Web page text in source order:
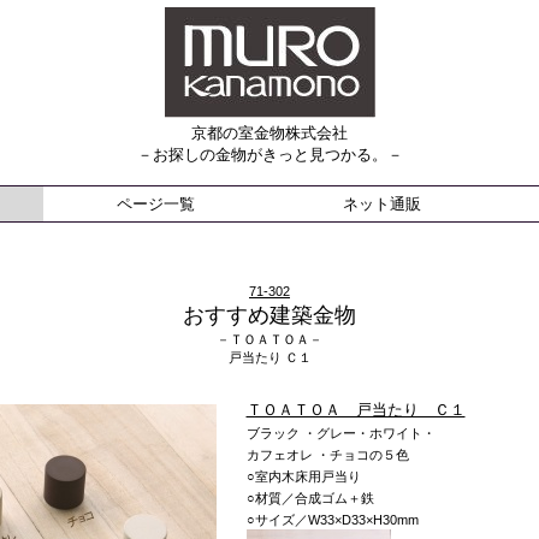
京都の室金物株式会社
－お探しの金物がきっと見つかる。－
ページ一覧 ネット通販
71-302
おすすめ建築金物
－ＴＯＡＴＯＡ－
戸当たり Ｃ１
ＴＯＡＴＯＡ 戸当たり Ｃ１
ブラック ・ グレー ・ ホワイト ・
カフェオレ ・ チョコの５色
○室内木床用戸当り
○材質／合成ゴム＋鉄
○サイズ／W33×D33×H30mm